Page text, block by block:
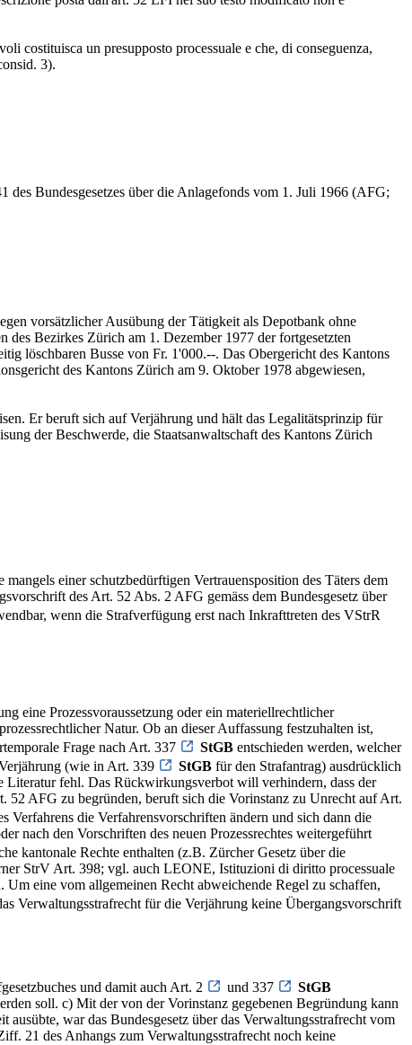
costituisca un presupposto processuale e che, di conseguenza,
3).
Bundesgesetzes über die Anlagefonds vom 1. Juli 1966 (AFG;
vorsätzlicher Ausübung der Tätigkeit als Depotbank ohne
Bezirkes Zürich am 1. Dezember 1977 der fortgesetzten
löschbaren Busse von Fr. 1'000.--. Das Obergericht des Kantons
des Kantons Zürich am 9. Oktober 1978 abgewiesen,
Er beruft sich auf Verjährung und hält das Legalitätsprinzip für
der Beschwerde, die Staatsanwaltschaft des Kantons Zürich
einer schutzbedürftigen Vertrauensposition des Täters dem
des Art. 52 Abs. 2 AFG gemäss dem Bundesgesetz über
wenn die Strafverfügung erst nach Inkrafttreten des VStrR
eine Prozessvoraussetzung oder ein materiellrechtlicher
Natur. Ob an dieser Auffassung festzuhalten ist,
Frage nach Art. 337
StGB entschieden werden, welcher
(wie in Art. 339 StGB für den Strafantrag) ausdrücklich
Literatur fehl. Das Rückwirkungsverbot will verhindern, dass der
52 AFG zu begründen, beruft sich die Vorinstanz zu Unrecht auf Art.
die Verfahrensvorschriften ändern und sich dann die
nach den Vorschriften des neuen Prozessrechtes weitergeführt
kantonale Rechte enthalten (z.B. Zürcher Gesetz über die
StrV Art. 398; vgl. auch LEONE, Istituzioni di diritto processuale
eine vom allgemeinen Recht abweichende Regel zu schaffen,
Verwaltungsstrafrecht für die Verjährung keine Übergangsvorschrift
und damit auch Art. 2 und 337
StGB
soll. c) Mit der von der Vorinstanz gegebenen Begründung kann
war das Bundesgesetz über das Verwaltungsstrafrecht vom
21 des Anhangs zum Verwaltungsstrafrecht noch keine